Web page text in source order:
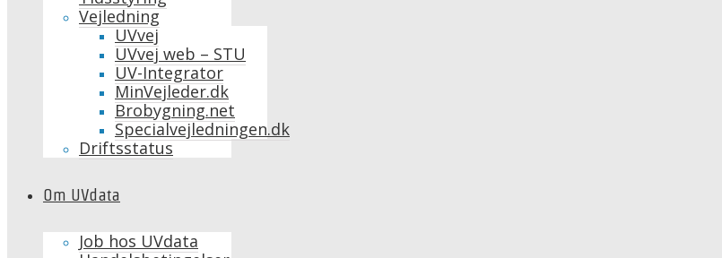
Vejledning
UVvej
UVvej web – STU
UV-Integrator
MinVejleder.dk
Brobygning.net
Specialvejledningen.dk
Driftsstatus
Om UVdata
Job hos UVdata